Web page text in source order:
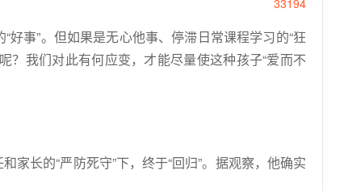
33194
事”。但如果是无心他事、停滞日常课程学习的“狂
？我们对此有何应变，才能尽量使这种孩子“爱而不
长的“严防死守”下，终于“回归”。据观察，他确实